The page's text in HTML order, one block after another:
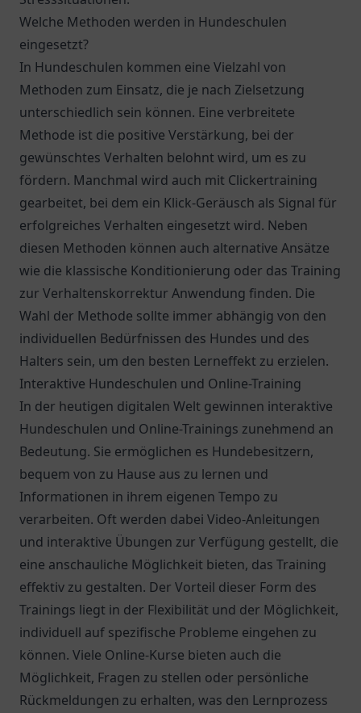
Welche Methoden werden in Hundeschulen
eingesetzt?
In Hundeschulen kommen eine Vielzahl von
Methoden zum Einsatz, die je nach Zielsetzung
unterschiedlich sein können. Eine verbreitete
Methode ist die positive Verstärkung, bei der
gewünschtes Verhalten belohnt wird, um es zu
fördern. Manchmal wird auch mit Clickertraining
gearbeitet, bei dem ein Klick-Geräusch als Signal für
erfolgreiches Verhalten eingesetzt wird. Neben
diesen Methoden können auch alternative Ansätze
wie die klassische Konditionierung oder das Training
zur Verhaltenskorrektur Anwendung finden. Die
Wahl der Methode sollte immer abhängig von den
individuellen Bedürfnissen des Hundes und des
Halters sein, um den besten Lerneffekt zu erzielen.
Interaktive Hundeschulen und Online-Training
In der heutigen digitalen Welt gewinnen interaktive
Hundeschulen und Online-Trainings zunehmend an
Bedeutung. Sie ermöglichen es Hundebesitzern,
bequem von zu Hause aus zu lernen und
Informationen in ihrem eigenen Tempo zu
verarbeiten. Oft werden dabei Video-Anleitungen
und interaktive Übungen zur Verfügung gestellt, die
eine anschauliche Möglichkeit bieten, das Training
effektiv zu gestalten. Der Vorteil dieser Form des
Trainings liegt in der Flexibilität und der Möglichkeit,
individuell auf spezifische Probleme eingehen zu
können. Viele Online-Kurse bieten auch die
Möglichkeit, Fragen zu stellen oder persönliche
Rückmeldungen zu erhalten, was den Lernprozess